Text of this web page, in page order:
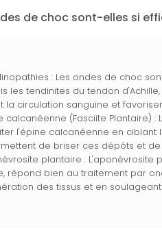
de choc sont-elles si
: Les ondes de choc
les tendinites du tendon
la circulation sanguine et
calcanéenne (Fasciite Plantaire)
l'épine calcanéenne en
de briser ces dépôts et
plantaire :
répond bien au traitement par
des tissus et en